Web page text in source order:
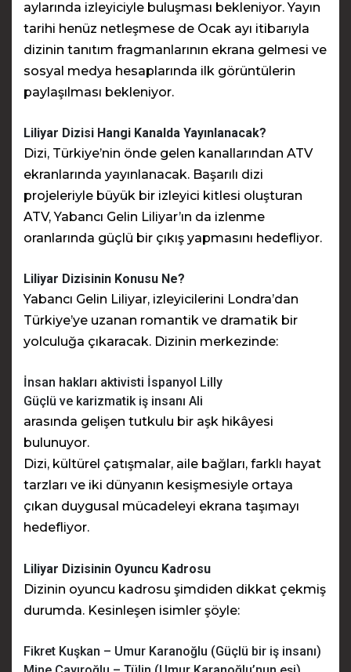
aylarında izleyiciyle buluşması bekleniyor. Yayın
tarihi henüz netleşmese de Ocak ayı itibarıyla
dizinin tanıtım fragmanlarının ekrana gelmesi ve
sosyal medya hesaplarında ilk görüntülerin
paylaşılması bekleniyor.
Liliyar Dizisi Hangi Kanalda Yayınlanacak?
Dizi, Türkiye’nin önde gelen kanallarından ATV
ekranlarında yayınlanacak. Başarılı dizi
projeleriyle büyük bir izleyici kitlesi oluşturan
ATV, Yabancı Gelin Liliyar’ın da izlenme
oranlarında güçlü bir çıkış yapmasını hedefliyor.
Liliyar Dizisinin Konusu Ne?
Yabancı Gelin Liliyar, izleyicilerini Londra’dan
Türkiye’ye uzanan romantik ve dramatik bir
yolculuğa çıkaracak. Dizinin merkezinde:
İnsan hakları aktivisti İspanyol Lilly
Güçlü ve karizmatik iş insanı Ali
arasında gelişen tutkulu bir aşk hikâyesi
bulunuyor.
Dizi, kültürel çatışmalar, aile bağları, farklı hayat
tarzları ve iki dünyanın kesişmesiyle ortaya
çıkan duygusal mücadeleyi ekrana taşımayı
hedefliyor.
Liliyar Dizisinin Oyuncu Kadrosu
Dizinin oyuncu kadrosu şimdiden dikkat çekmiş
durumda. Kesinleşen isimler şöyle:
Fikret Kuşkan – Umur Karanoğlu (Güçlü bir iş insanı)